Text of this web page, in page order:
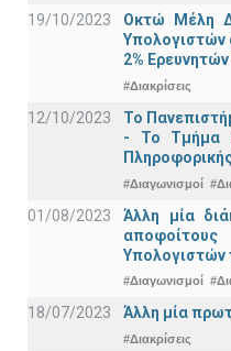
19/10/2023
Οκτώ Μέλη
Υπολογιστών
2%
#Διακρίσεις
12/10/2023
Το
- Το Τμήμα
#Διαγωνισμοί
01/08/2023
Άλλη μία
Υπολογιστών
#Διαγωνισμοί
18/07/2023 Άλλη μία
#Διακρίσεις